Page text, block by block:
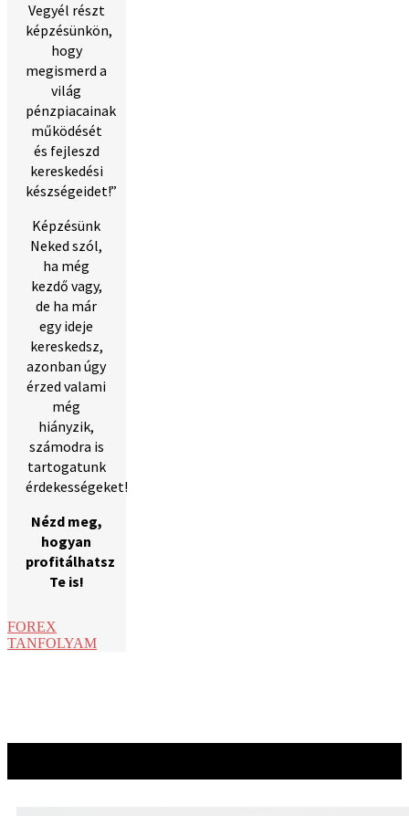
Vegyél részt
képzésünkön,
hogy
megismerd a
világ
pénzpiacainak
működését
és fejleszd
kereskedési
készségeidet!”
Képzésünk
Neked szól,
ha még
kezdő vagy,
de ha már
egy ideje
kereskedsz,
azonban úgy
érzed valami
még
hiányzik,
számodra is
tartogatunk
érdekességeket!
Nézd meg,
hogyan
profitálhatsz
Te is!
FOREX
TANFOLYAM